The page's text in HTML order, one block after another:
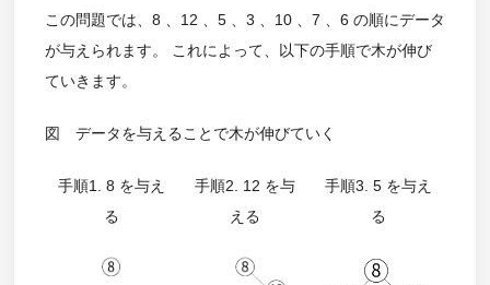
この問題では、8 、12 、5 、3 、10 、7 、6 の順にデータ
が与えられます。 これによって、以下の手順で木が伸び
ていきます。
図 データを与えることで木が伸びていく
手順1. 8 を与え
る
手順2. 12 を与
える
手順3. 5 を与え
る